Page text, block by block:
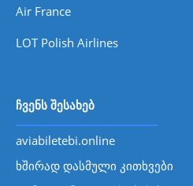
Air France
LOT Polish Airlines
ჩვენს შესახებ
aviabiletebi.online
ხშირად დასმული კითხვები